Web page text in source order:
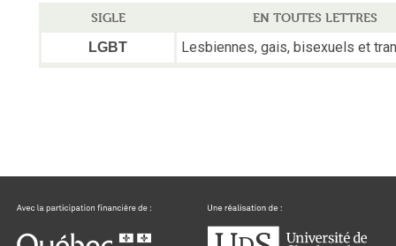
SIGLE
EN TOUTES LETTRES
LGBT
Lesbiennes, gais, bisexuels et